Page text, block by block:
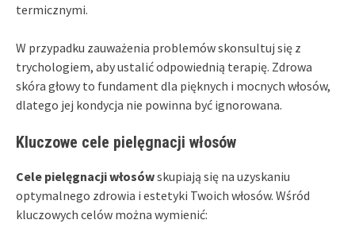
termicznymi.
W przypadku zauważenia problemów skonsultuj się z
trychologiem, aby ustalić odpowiednią terapię. Zdrowa
skóra głowy to fundament dla pięknych i mocnych włosów,
dlatego jej kondycja nie powinna być ignorowana.
Kluczowe cele pielęgnacji włosów
Cele pielęgnacji włosówskupiają się na uzyskaniu
optymalnego zdrowia i estetyki Twoich włosów. Wśród
kluczowych celów można wymienić: